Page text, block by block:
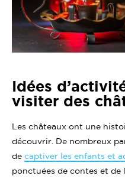
Idées
visiter des
Les châteaux ont une
découvrir. De nombreux
de captiver les enfants et
ponctuées de contes et de